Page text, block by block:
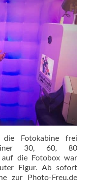
Fotokabine frei
30, 60, 80
auf die Fotobox war
Figur. Ab sofort
zur Photo-Freu.de